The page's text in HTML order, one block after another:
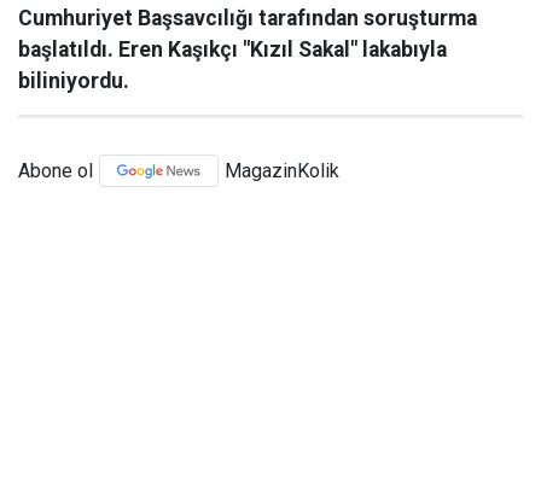
Cumhuriyet Başsavcılığı tarafından soruşturma
başlatıldı. Eren Kaşıkçı "Kızıl Sakal" lakabıyla
biliniyordu.
Abone ol MagazinKolik